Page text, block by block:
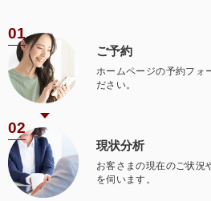
01
ご予約
ホームページの予約フォ
ださい。
02
現状分析
お客さまの現在のご状況
を伺います。